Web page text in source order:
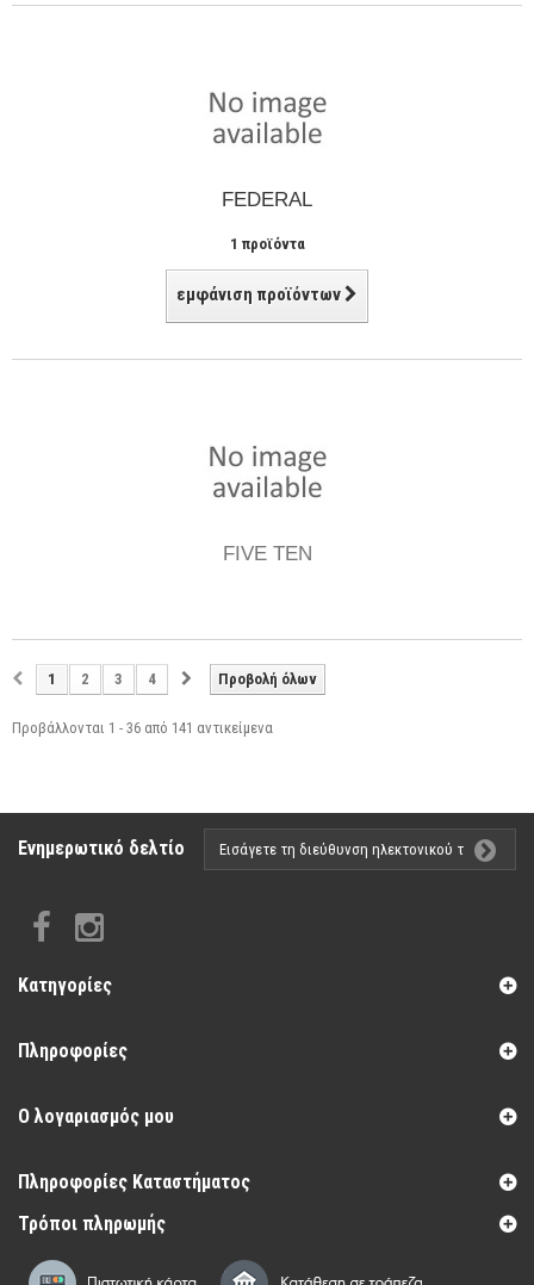
FEDERAL
1 προϊόντα
εμφάνιση προϊόντων
FIVE TEN
Προβολή όλων
1 2 3 4
Προβάλλονται 1 - 36 από 141 αντικείμενα
Ενημερωτικό δελτίο
Κατηγορίες
Πληροφορίες
Ο λογαριασμός μου
Πληροφορίες Καταστήματος
Τρόποι πληρωμής